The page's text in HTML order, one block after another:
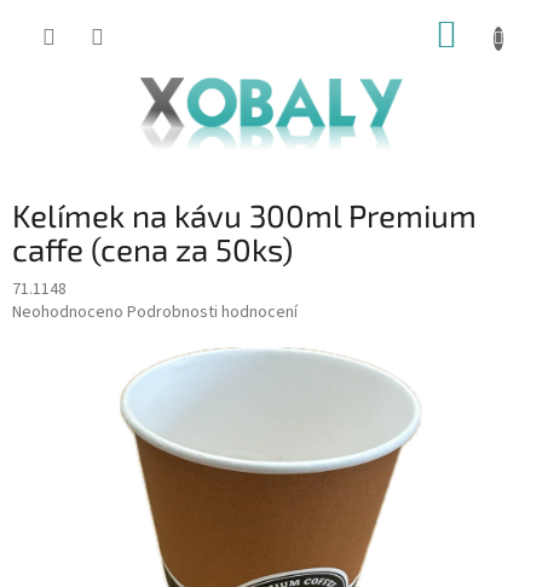
KOŠÍK
Kelímek na kávu 300ml Premium
caffe (cena za 50ks)
71.1148
Průměrné
Neohodnoceno Podrobnosti hodnocení